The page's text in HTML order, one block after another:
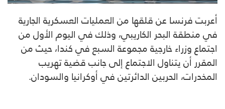
أعربت فرنسا عن قلقها من العمليات العسكرية الجارية
في منطقة البحر الكاريبي، وذلك في اليوم الأول من
اجتماع وزراء خارجية مجموعة السبع في كندا، حيث من
المقرر أن يتناول الاجتماع إلى جانب قضية تهريب
المخدرات، الحربين الدائرتين في أوكرانيا والسودان.